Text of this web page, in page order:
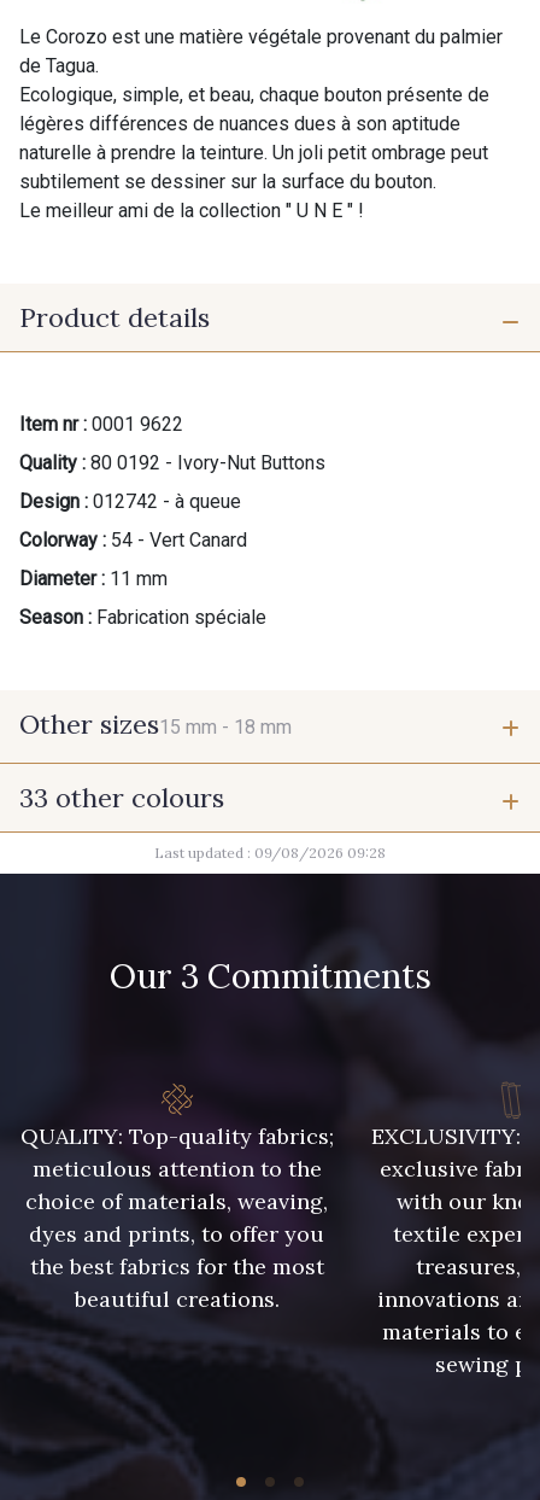
Le Corozo est une matière végétale provenant du palmier
de Tagua.
Ecologique, simple, et beau, chaque bouton présente de
légères différences de nuances dues à son aptitude
naturelle à prendre la teinture. Un joli petit ombrage peut
subtilement se dessiner sur la surface du bouton.
Le meilleur ami de la collection " U N E " !
Product details
Item nr : 0001 9622
Quality : 80 0192 - Ivory-Nut Buttons
Design : 012742 - à queue
Colorway : 54 - Vert Canard
Diameter : 11 mm
Season : Fabrication spéciale
Other sizes15 mm - 18 mm
15 mm
33 other colours
42 - Cayenne 43 - Jaune Safran
44 - Bleu Jeans clair
46 - Rose Zéphyr
32 - Corail 34 - Marine
36 - Menthe bleue
31 - Pêche
33 - Porcelaine
30 - Rose Perle
Last updated : 09/08/2026 09:28
Our 3 Commitments
QUALITY: Top-quality fabrics;
meticulous attention to the
choice of materials, weaving,
dyes and prints, to offer you
the best fabrics for the most
beautiful creations.
EXCLUSIVITY:
exclusive
with our
textile
treasures,
innovations
materials to
sewing